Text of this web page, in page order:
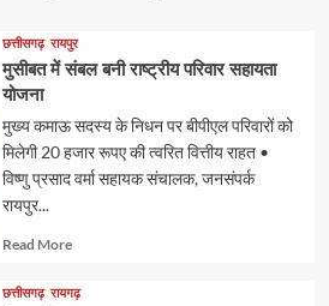
छत्तीसगढ़ रायपुर
मुसीबत में संबल बनी राष्ट्रीय परिवार सहायता
योजना
मुख्य कमाऊ सदस्य के निधन पर बीपीएल परिवारों को
मिलेगी 20 हजार रूपए की त्वरित वित्तीय राहत •
विष्णु प्रसाद वर्मा सहायक संचालक, जनसंपर्क
रायपुर...
Read MoreRead
about
छत्तीसगढ़ रायगढ़